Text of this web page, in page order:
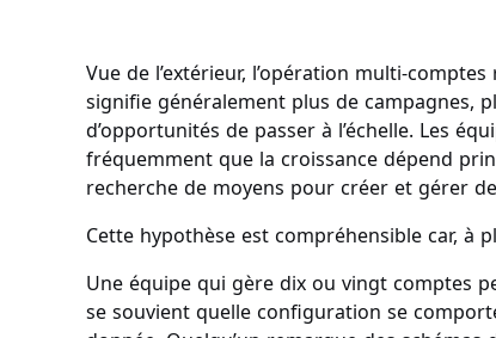
Vue de l’extérieur, l’opération multi-
signifie généralement plus de campagnes,
d’opportunités de passer à l’échelle. Les
fréquemment que la croissance dépend
recherche de moyens pour créer et gérer
Cette hypothèse est compréhensible car, à
Une équipe qui gère dix ou vingt comptes
se souvient quelle configuration se